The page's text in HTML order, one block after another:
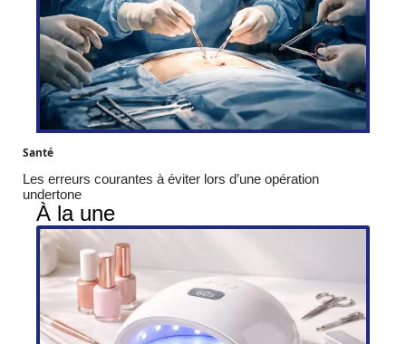
Santé
Les erreurs courantes à éviter lors d’une opération
undertone
À la une